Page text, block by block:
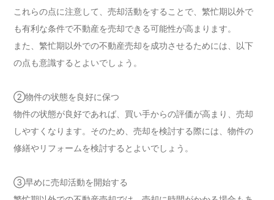
これらの点に注意して、売却活動をすることで、繁忙期以外で
も有利な条件で不動産を売却できる可能性が高まります。
また、繁忙期以外での不動産売却を成功させるためには、以下
の点も意識するとよいでしょう。
②物件の状態を良好に保つ
物件の状態が良好であれば、買い手からの評価が高まり、売却
しやすくなります。そのため、売却を検討する際には、物件の
修繕やリフォームを検討するとよいでしょう。
③早めに売却活動を開始する